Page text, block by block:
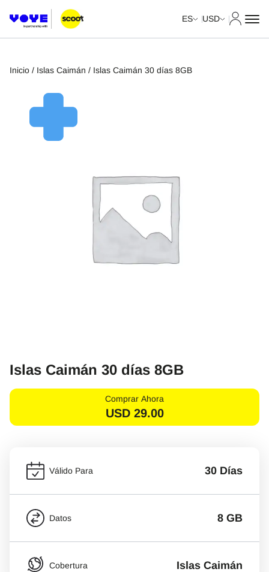
ES USD
Inicio / Islas Caimán / Islas Caimán 30 días 8GB
Islas Caimán 30 días 8GB
Comprar Ahora
USD 29.00
Válido Para 30 Días
Datos 8 GB
Cobertura Islas Caimán